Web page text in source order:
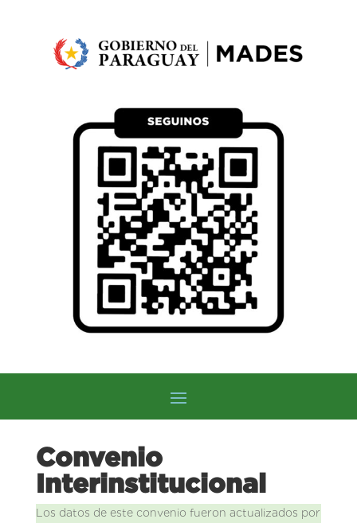
Convenio
Interinstitucional
Los datos de este convenio fueron actualizados por